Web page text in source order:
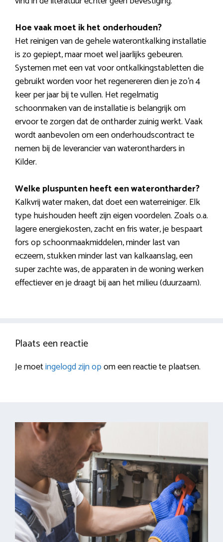
Hoe vaak moet ik het onderhouden?
Het reinigen van de gehele waterontkalking installatie
is zo gepiept, maar moet wel jaarlijks gebeuren.
Systemen met een vat voor ontkalkingstabletten die
gebruikt worden voor het regenereren dien je zo’n 4
keer per jaar bij te vullen. Het regelmatig
schoonmaken van de installatie is belangrijk om
ervoor te zorgen dat de ontharder zuinig werkt. Vaak
wordt aanbevolen om een onderhoudscontract te
nemen bij de leverancier van waterontharders in
Kilder.
Welke pluspunten heeft een waterontharder?
Kalkvrij water maken, dat doet een waterreiniger. Elk
type huishouden heeft zijn eigen voordelen. Zoals o.a.
lagere energiekosten, zacht en fris water, je bespaart
fors op schoonmaakmiddelen, minder last van
eczeem, stukken minder last van kalkaanslag, een
super zachte was, de apparaten in de woning werken
effectiever en je draagt bij aan het milieu (duurzaam).
Plaats een reactie
Je moetingelogd zijn opom een reactie te plaatsen.